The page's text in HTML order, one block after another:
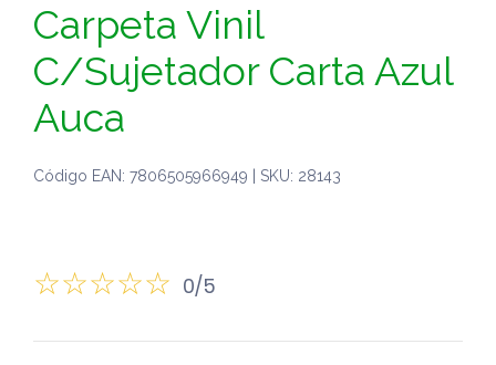
Carpeta Vinil
C/Sujetador Carta Azul
Auca
Código EAN: 7806505966949 | SKU: 28143
0/5